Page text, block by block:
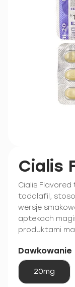
Cialis
Cialis
tadalafil,
wersje
aptekach
produktami
Dawkowanie
20mg